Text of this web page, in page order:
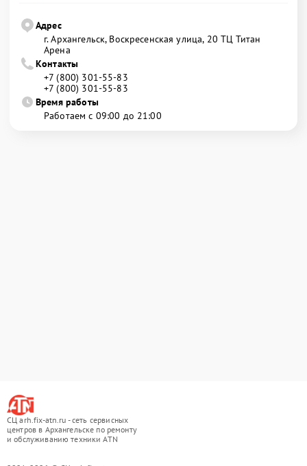
Адрес
г. Архангельск, Воскресенская улица, 20 ТЦ Титан
Арена
Контакты
+7 (800) 301-55-83
+7 (800) 301-55-83
Время работы
Работаем с 09:00 до 21:00
СЦ arh.fix-atn.ru - сеть сервисных
центров в Архангельске по ремонту
и обслуживанию техники ATN